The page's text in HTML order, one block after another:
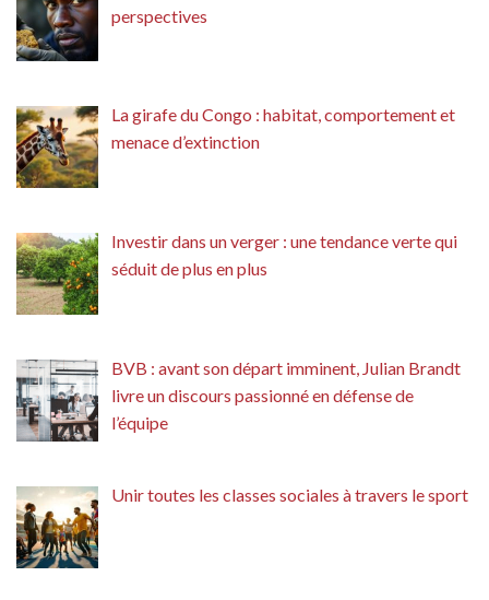
perspectives
La girafe du Congo : habitat, comportement et
menace d’extinction
Investir dans un verger : une tendance verte qui
séduit de plus en plus
BVB : avant son départ imminent, Julian Brandt
livre un discours passionné en défense de
l’équipe
Unir toutes les classes sociales à travers le sport